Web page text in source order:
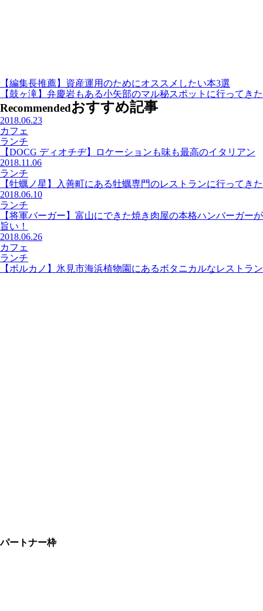
【編集長推薦】資産運用のためにオススメしたい本3選
【鼓ヶ滝】弁慶岩もある小矢部のマル秘スポットに行ってきた
Recommendedおすすめ記事
2018.06.23
カフェ
ランチ
【DOCG ディオチヂ】ロケーションも味も最高のイタリアン
2018.11.06
ランチ
【牡蠣ノ星】入善町にある牡蠣専門のレストランに行ってきた
2018.06.10
ランチ
【将軍バーガー】富山にできた焼き肉屋の本格ハンバーガーが
旨い！
2018.06.26
カフェ
ランチ
【ボルカノ】氷見市海浜植物園にあるボタニカルなレストラン
パートナー枠